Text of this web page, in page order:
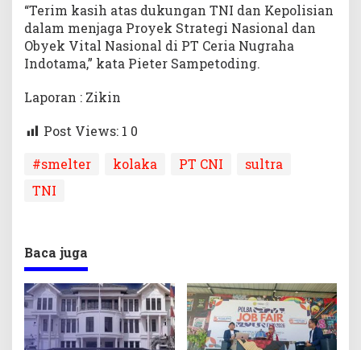
“Terim kasih atas dukungan TNI dan Kepolisian
dalam menjaga Proyek Strategi Nasional dan
Obyek Vital Nasional di PT Ceria Nugraha
Indotama,” kata Pieter Sampetoding.
Laporan : Zikin
Post Views: 1 0
#smelter
kolaka PT CNI
sultra
TNI
Baca juga